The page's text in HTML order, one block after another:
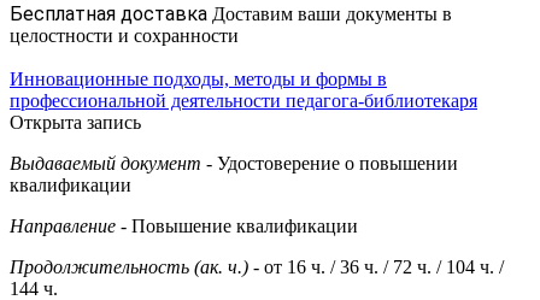
Бесплатная доставка Доставим ваши документы в
целостности и сохранности
Инновационные подходы, методы и формы в
профессиональной деятельности педагога-библиотекаря
Открыта запись
Выдаваемый документ - Удостоверение о повышении
квалификации
Направление - Повышение квалификации
Продолжительность (ак. ч.) - от 16 ч. / 36 ч. / 72 ч. / 104 ч. /
144 ч.